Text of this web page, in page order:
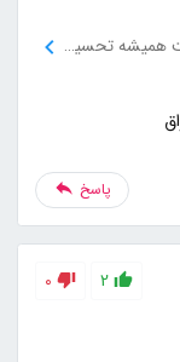
با سلام و عرض ادب، کیفیت بالای محتوای سایت همیشه تحسین‌برانگیز بوده و برای آن قدردانی می‌کنم.
پاسخ
2
0